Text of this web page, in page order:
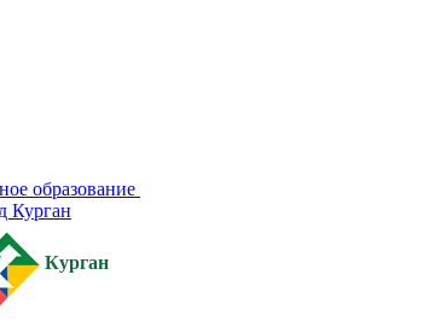
образование
Курган
Курган